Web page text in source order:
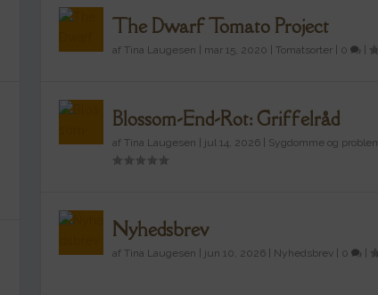
The Dwarf Tomato Project
af Tina Laugesen mar 15, 2020 Tomatsorter 0
Blossom-End-Rot: Griffelråd
af Tina Laugesen jul 14, 2026 Sygdomme og
Nyhedsbrev
af Tina Laugesen jun 10, 2026 Nyhedsbrev 0